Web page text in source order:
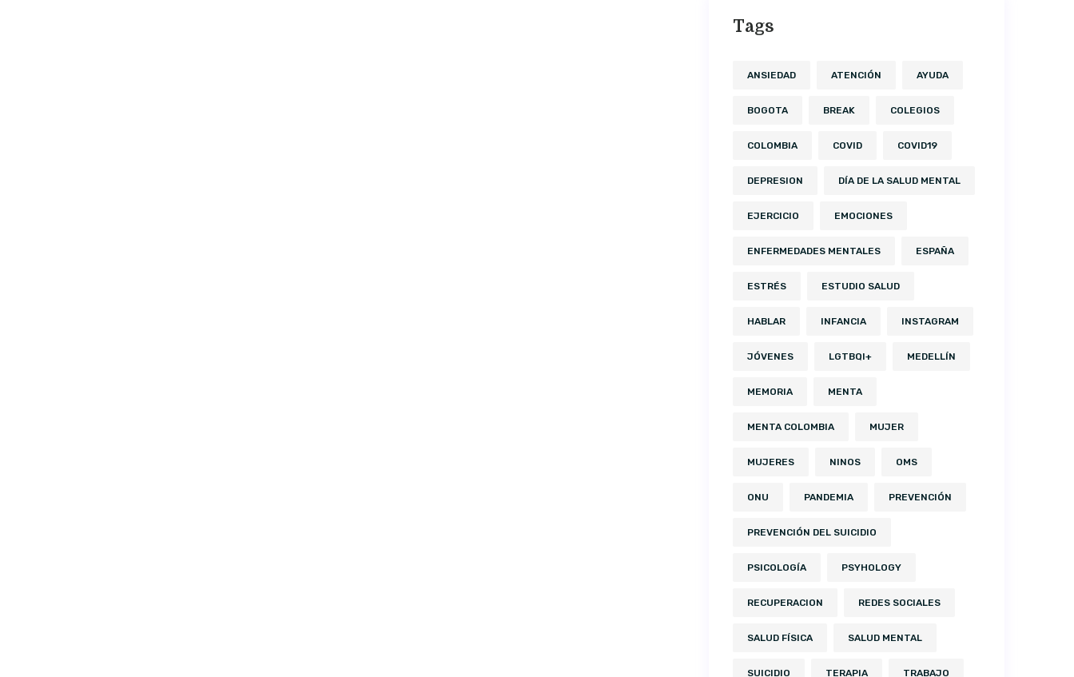
Tags
ANSIEDAD ATENCIÓN AYUDA
BOGOTA BREAK COLEGIOS
COLOMBIA COVID COVID19
DEPRESION DÍA DE LA SALUD MENTAL
EJERCICIO EMOCIONES
ENFERMEDADES MENTALES ESPAÑA
ESTRÉS ESTUDIO SALUD
HABLAR INFANCIA INSTAGRAM
JÓVENES LGTBQI+ MEDELLÍN
MEMORIA MENTA
MENTA COLOMBIA MUJER
MUJERES NINOS OMS
ONU PANDEMIA PREVENCIÓN
PREVENCIÓN DEL SUICIDIO
PSICOLOGÍA PSYHOLOGY
RECUPERACION REDES SOCIALES
SALUD FÍSICA SALUD MENTAL
SUICIDIO TERAPIA TRABAJO